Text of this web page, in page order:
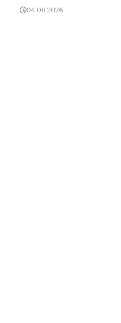
04.08.2026